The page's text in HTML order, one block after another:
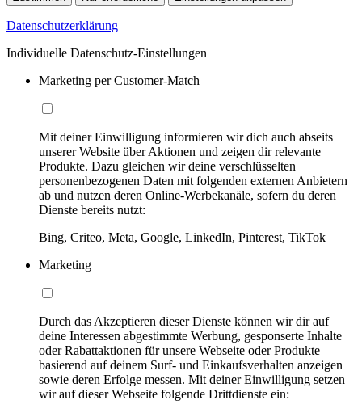
Datenschutzerklärung
Individuelle Datenschutz-Einstellungen
Marketing per Customer-Match
Mit deiner Einwilligung informieren wir dich auch abseits
unserer Website über Aktionen und zeigen dir relevante
Produkte. Dazu gleichen wir deine verschlüsselten
personenbezogenen Daten mit folgenden externen Anbietern
ab und nutzen deren Online-Werbekanäle, sofern du deren
Dienste bereits nutzt:
Bing, Criteo, Meta, Google, LinkedIn, Pinterest, TikTok
Marketing
Durch das Akzeptieren dieser Dienste können wir dir auf
deine Interessen abgestimmte Werbung, gesponserte Inhalte
oder Rabattaktionen für unsere Webseite oder Produkte
basierend auf deinem Surf- und Einkaufsverhalten anzeigen
sowie deren Erfolge messen. Mit deiner Einwilligung setzen
wir auf dieser Webseite folgende Drittdienste ein: